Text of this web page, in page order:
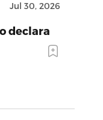
Jul 30, 2026
declara